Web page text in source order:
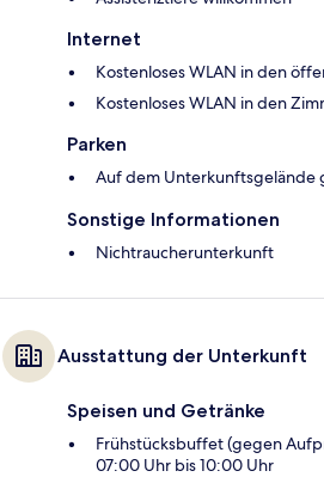
Internet
Kostenloses WLAN in den
Kostenloses WLAN in den
Parken
Auf dem Unterkunftsgelände
Sonstige Informationen
Nichtraucherunterkunft
Ausstattung der Unterkunft
Speisen und Getränke
Frühstücksbuffet (gegen
07:00 Uhr bis 10:00 Uhr